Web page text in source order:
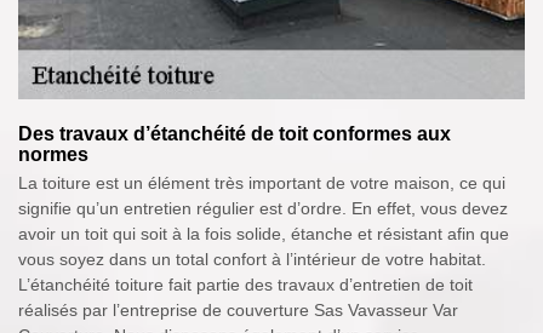
Des travaux d’étanchéité de toit conformes aux
normes
La toiture est un élément très important de votre maison, ce qui
signifie qu’un entretien régulier est d’ordre. En effet, vous devez
avoir un toit qui soit à la fois solide, étanche et résistant afin que
vous soyez dans un total confort à l’intérieur de votre habitat.
L’étanchéité toiture fait partie des travaux d’entretien de toit
réalisés par l’entreprise de couverture Sas Vavasseur Var